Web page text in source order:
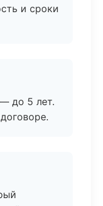
и сроки
до 5 лет.